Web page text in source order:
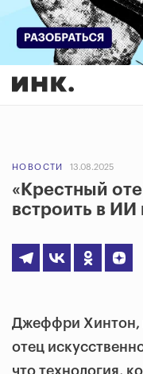
НОВОСТИ 13.08.2025
«‎Крестный
встроить в ИИ
Джеффри Хинтон,
отец
что технология,